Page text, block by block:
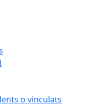
o vinculats